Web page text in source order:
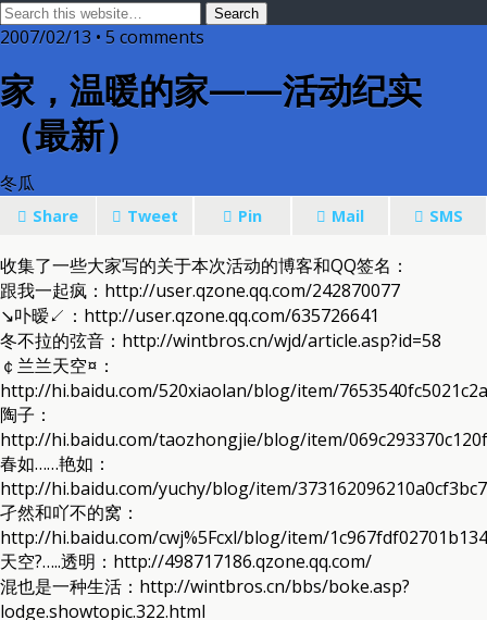
2007/02/13 • 5 comments
家，温暖的家——活动纪实
（最新）
冬瓜
Share Tweet Pin Mail SMS
收集了一些大家写的关于本次活动的博客和QQ签名：
跟我一起疯：http://user.qzone.qq.com/242870077
↘卟暧↙：http://user.qzone.qq.com/635726641
冬不拉的弦音：http://wintbros.cn/wjd/article.asp?id=58
￠兰兰天空¤：
http://hi.baidu.com/520xiaolan/blog/item/
陶子：
http://hi.baidu.com/taozhongjie/blog/item/
春如……艳如：
http://hi.baidu.com/yuchy/blog/item/
孑然和吖不的窝：
http://hi.baidu.com/cwj%5Fcxl/blog/item/
天空?…..透明：http://498717186.qzone.qq.com/
混也是一种生活：http://wintbros.cn/bbs/boke.asp?
lodge.showtopic.322.html